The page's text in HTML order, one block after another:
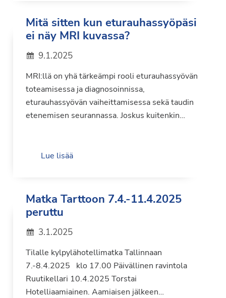
Mitä sitten kun eturauhassyöpäsi
ei näy MRI kuvassa?
9.1.2025
MRI:llä on yhä tärkeämpi rooli eturauhassyövän
toteamisessa ja diagnosoinnissa,
eturauhassyövän vaiheittamisessa sekä taudin
etenemisen seurannassa. Joskus kuitenkin…
Lue lisää
Matka Tarttoon 7.4.-11.4.2025
peruttu
3.1.2025
Tilalle kylpylähotellimatka Tallinnaan
7.-8.4.2025 klo 17.00 Päivällinen ravintola
Ruutikellari 10.4.2025 Torstai
Hotelliaamiainen. Aamiaisen jälkeen…